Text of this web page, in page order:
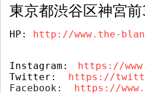
東京都渋谷区神宮前
HP: http://www.the-
Instagram:
https://
Twitter: https://
Facebook: https://